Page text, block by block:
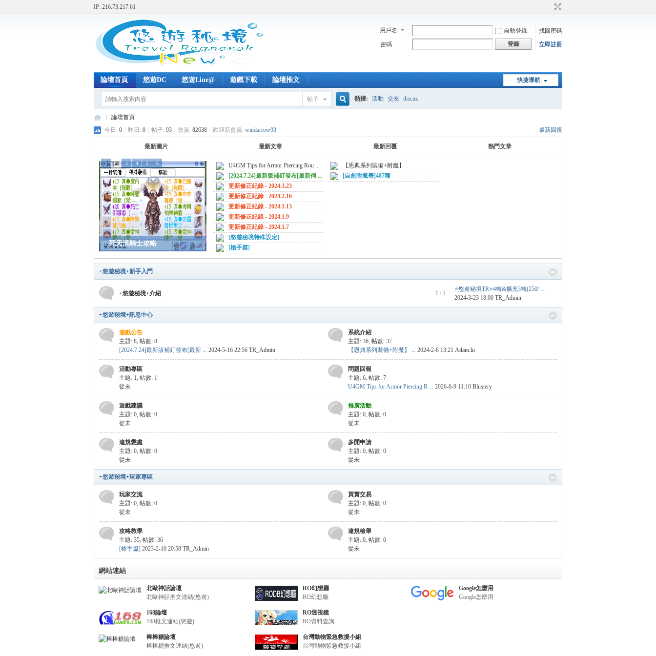
IP: 216.73.217.61
用戶名 自動登錄
找回密碼
密碼
登錄 立即註冊
快捷導航
論壇首頁 悠遊DC 悠遊Line@ 遊戲下載 論壇推文
帖子
索
熱搜: 活動 交友 discuz
悠
»
論壇首頁
今日: 0 昨日: 0 帖子: 93 會員: 82638 歡迎新會員: windarrow93 最新回復
最新圖片 最新文章 最新回覆 熱門文章
死天流騎士攻略
1 2 3 4 5 6
U4GM Tips for Armor Piercing Rou ...
[2024.7.24]最新版補釘發布[最新伺 ...
更新修正紀錄 - 2024.3.23
更新修正紀錄 - 2024.2.16
更新修正紀錄 - 2024.1.13
更新修正紀錄 - 2024.1.9
更新修正紀錄 - 2024.1.7
[悠遊秘境特殊設定]
[槍手篇]
【恩典系列裝備+附魔】
[自創附魔表]487種
+悠遊秘境+新手入門
+悠遊秘境+介紹 1 / 1
⭐悠遊秘境TR⭐4轉&擴充3轉(250/ ...
2024-3-23 18:00 TR_Admin
+悠遊秘境+訊息中心
遊戲公告
主題: 8, 帖數: 8
[2024.7.24]最新版補釘發布[最新 ... 2024-5-16 22:56 TR_Admin
系統介紹
主題: 36, 帖數: 37
【恩典系列裝備+附魔】 ... 2024-2-8 13:21 Adam.lu
活動專區
主題: 1, 帖數: 1
從未
問題回報
主題: 6, 帖數: 7
U4GM Tips for Armor Piercing R ... 2026-6-9 11:10 Blustery
遊戲建議
主題: 0, 帖數: 0
從未
推廣活動
主題: 0, 帖數: 0
從未
違規懲處
主題: 0, 帖數: 0
從未
多開申請
主題: 0, 帖數: 0
從未
+悠遊秘境+玩家專區
玩家交流
主題: 0, 帖數: 0
從未
買賣交易
主題: 0, 帖數: 0
從未
攻略教學
主題: 35, 帖數: 36
[槍手篇] 2023-2-10 20:58 TR_Admin
違規檢舉
主題: 0, 帖數: 0
從未
網站連結
北歐神話論壇
北歐神話推文連結(悠遊)
168論壇
168推文連結(悠遊)
棒棒糖論壇
棒棒糖推文連結(悠遊)
RO幻想廳
RO幻想廳
RO透視鏡
RO資料查詢
台灣動物緊急救援小組
台灣動物緊急救援小組
Google怎麼用
Google怎麼用